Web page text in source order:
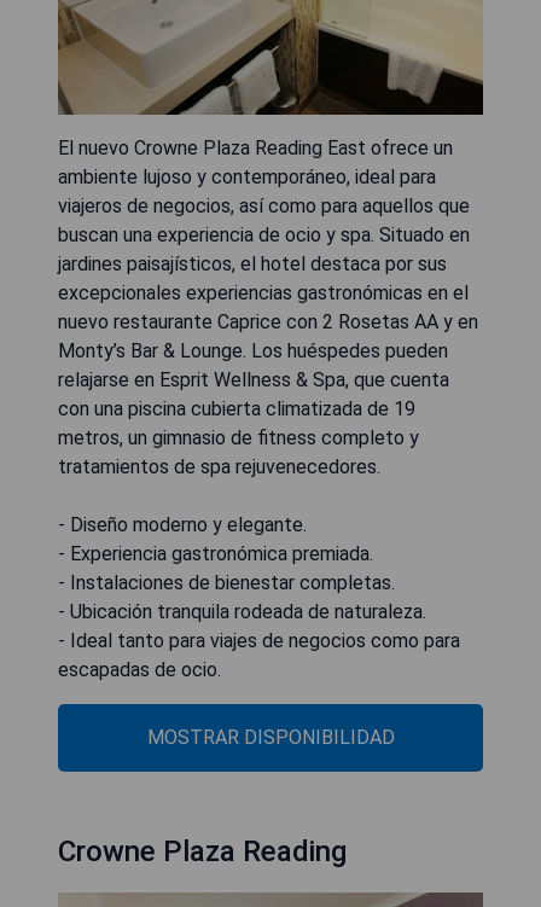
El nuevo Crowne Plaza Reading East ofrece un
ambiente lujoso y contemporáneo, ideal para
viajeros de negocios, así como para aquellos que
buscan una experiencia de ocio y spa. Situado en
jardines paisajísticos, el hotel destaca por sus
excepcionales experiencias gastronómicas en el
nuevo restaurante Caprice con 2 Rosetas AA y en
Monty’s Bar & Lounge. Los huéspedes pueden
relajarse en Esprit Wellness & Spa, que cuenta
con una piscina cubierta climatizada de 19
metros, un gimnasio de fitness completo y
tratamientos de spa rejuvenecedores.
- Diseño moderno y elegante.
- Experiencia gastronómica premiada.
- Instalaciones de bienestar completas.
- Ubicación tranquila rodeada de naturaleza.
- Ideal tanto para viajes de negocios como para
escapadas de ocio.
MOSTRAR DISPONIBILIDAD
Crowne Plaza Reading